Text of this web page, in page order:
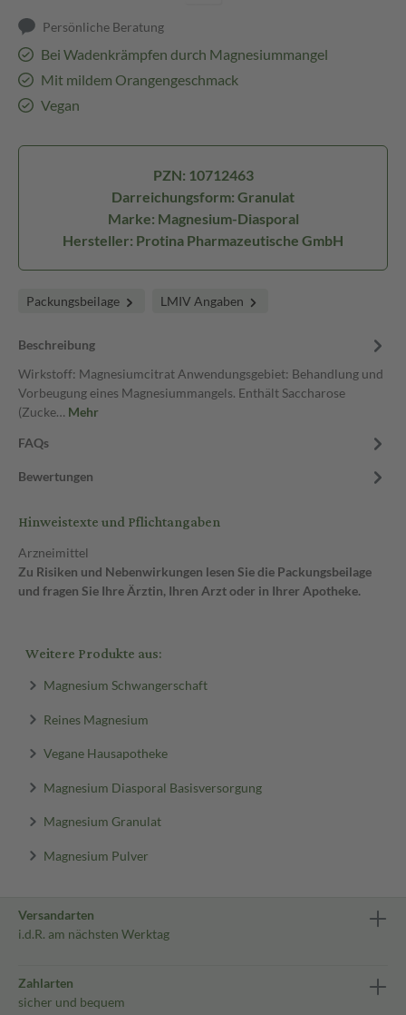
Persönliche Beratung
Bei Wadenkrämpfen durch Magnesiummangel
Mit mildem Orangengeschmack
Vegan
PZN: 10712463
Darreichungsform: Granulat
Marke: Magnesium-Diasporal
Hersteller: Protina Pharmazeutische GmbH
Packungsbeilage LMIV Angaben
Beschreibung
Wirkstoff: Magnesiumcitrat Anwendungsgebiet: Behandlung und
Vorbeugung eines Magnesiummangels. Enthält Saccharose
(Zucke… Mehr
FAQs
Bewertungen
Hinweistexte und Pflichtangaben
Arzneimittel
Zu Risiken und Nebenwirkungen lesen Sie die Packungsbeilage
und fragen Sie Ihre Ärztin, Ihren Arzt oder in Ihrer Apotheke.
Weitere Produkte aus:
Magnesium Schwangerschaft
Reines Magnesium
Vegane Hausapotheke
Magnesium Diasporal Basisversorgung
Magnesium Granulat
Magnesium Pulver
Versandarten
i.d.R. am nächsten Werktag
Zahlarten
sicher und bequem